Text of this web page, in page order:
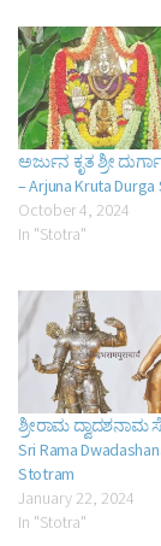
ಅರ್ಜುನ ಕೃತ ಶ್ರೀ
– Arjuna Kruta
October 4, 2024
In "Stotra"
ಶ್ರೀರಾಮ ದ್ವಾದಶನಾಮ
Sri Rama
Stotram
January 22, 2024
In "Stotra"